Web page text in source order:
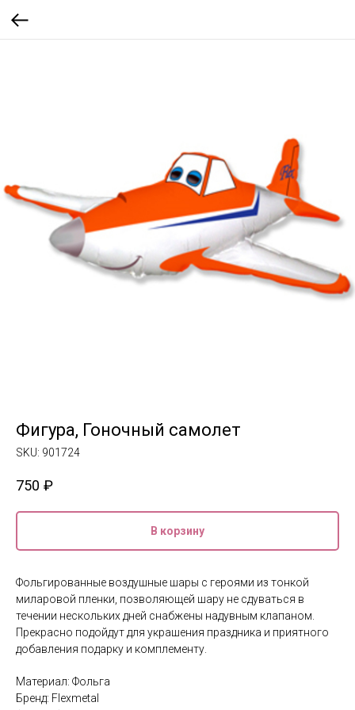
Фигура, Гоночный самолет
SKU: 901724
750 ₽
В корзину
Фольгированные воздушные шары с героями из тонкой
миларовой пленки, позволяющей шару не сдуваться в
течении нескольких дней снабжены надувным клапаном.
Прекрасно подойдут для украшения праздника и приятного
добавления подарку и комплементу.
Материал: Фольга
Бренд: Flexmetal